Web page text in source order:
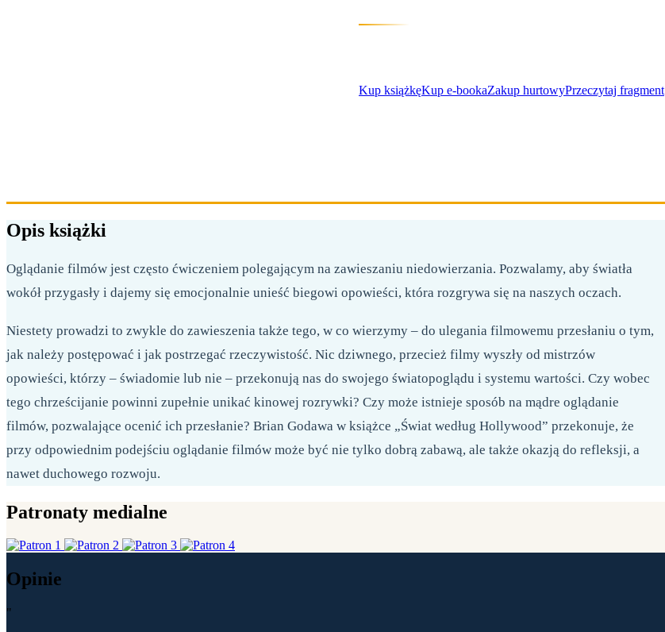
Kup książkęKup e-bookaZakup hurtowyPrzeczytaj fragment
Opis książki
Oglądanie filmów jest często ćwiczeniem polegającym na zawieszaniu niedowierzania. Pozwalamy, aby światła
wokół przygasły i dajemy się emocjonalnie unieść biegowi opowieści, która rozgrywa się na naszych oczach.
Niestety prowadzi to zwykle do zawieszenia także tego, w co wierzymy – do ulegania filmowemu przesłaniu o tym,
jak należy postępować i jak postrzegać rzeczywistość. Nic dziwnego, przecież filmy wyszły od mistrzów
opowieści, którzy – świadomie lub nie – przekonują nas do swojego światopoglądu i systemu wartości. Czy wobec
tego chrześcijanie powinni zupełnie unikać kinowej rozrywki? Czy może istnieje sposób na mądre oglądanie
filmów, pozwalające ocenić ich przesłanie? Brian Godawa w książce „Świat według Hollywood” przekonuje, że
przy odpowiednim podejściu oglądanie filmów może być nie tylko dobrą zabawą, ale także okazją do refleksji, a
nawet duchowego rozwoju.
Patronaty medialne
Opinie
"